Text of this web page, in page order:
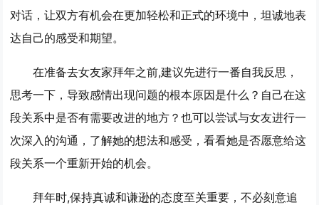
对话，让双方有机会在更加轻松和正式的环境中，坦诚地表
达自己的感受和期望。
在准备去女友家拜年之前,建议先进行一番自我反思，
思考一下，导致感情出现问题的根本原因是什么？自己在这
段关系中是否有需要改进的地方？也可以尝试与女友进行一
次深入的沟通，了解她的想法和感受，看看她是否愿意给这
段关系一个重新开始的机会。
拜年时,保持真诚和谦逊的态度至关重要，不必刻意追